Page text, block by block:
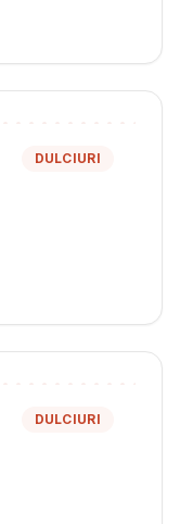
DULCIURI
DULCIURI